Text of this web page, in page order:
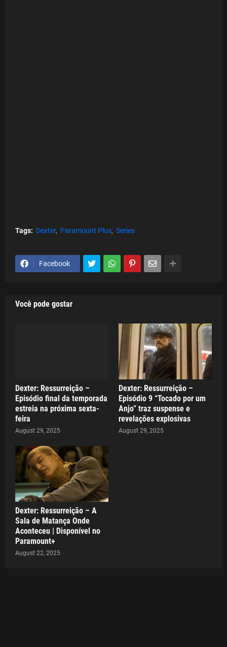
Tags: Dexter Paramount Plus Series
Facebook
Você pode gostar
Dexter: Ressurreição –
Episódio final da temporada
estreia na próxima sexta-
feira
August 29, 2025
Dexter: Ressurreição –
Episódio 9 “Tocado por um
Anjo” traz suspense e
revelações explosivas
August 29, 2025
Dexter: Ressurreição – A
Sala de Matança Onde
Aconteceu | Disponível no
Paramount+
August 22, 2025